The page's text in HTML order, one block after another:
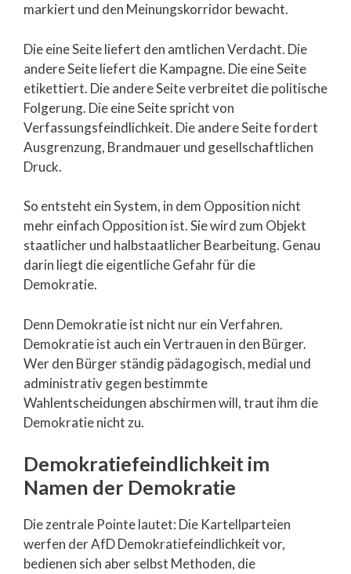
markiert und den Meinungskorridor bewacht.
Die eine Seite liefert den amtlichen Verdacht. Die
andere Seite liefert die Kampagne. Die eine Seite
etikettiert. Die andere Seite verbreitet die politische
Folgerung. Die eine Seite spricht von
Verfassungsfeindlichkeit. Die andere Seite fordert
Ausgrenzung, Brandmauer und gesellschaftlichen
Druck.
So entsteht ein System, in dem Opposition nicht
mehr einfach Opposition ist. Sie wird zum Objekt
staatlicher und halbstaatlicher Bearbeitung. Genau
darin liegt die eigentliche Gefahr für die
Demokratie.
Denn Demokratie ist nicht nur ein Verfahren.
Demokratie ist auch ein Vertrauen in den Bürger.
Wer den Bürger ständig pädagogisch, medial und
administrativ gegen bestimmte
Wahlentscheidungen abschirmen will, traut ihm die
Demokratie nicht zu.
Demokratiefeindlichkeit im
Namen der Demokratie
Die zentrale Pointe lautet: Die Kartellparteien
werfen der AfD Demokratiefeindlichkeit vor,
bedienen sich aber selbst Methoden, die